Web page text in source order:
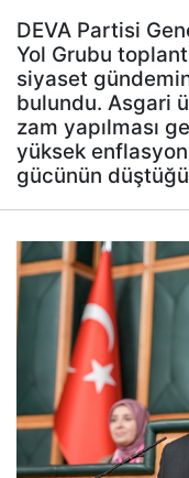
DEVA Partisi
Yol Grubu
siyaset
bulundu. Asgari
zam yapılması
yüksek enflasyon
gücünün